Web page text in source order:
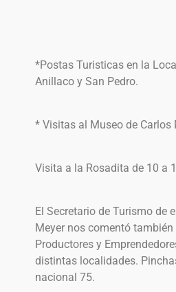
*Postas Turisticas en la
Anillaco y San Pedro.
* Visitas al Museo de Carlos
Visita a la Rosadita de 10 a
El Secretario de Turismo de
Meyer nos comentó
Productores y
distintas localidades.
nacional 75.